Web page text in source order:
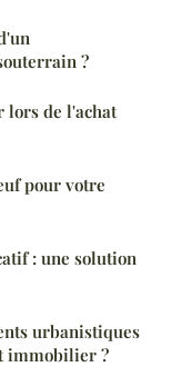
?
lors de l'achat
pour votre
: une solution
urbanistiques
immobilier ?